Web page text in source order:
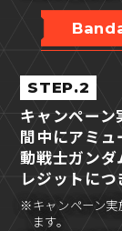
STEP.2
キャンペーン
間中にアミ
動戦士ガンダ
レジットにつ
※キャンペーン実
ます。